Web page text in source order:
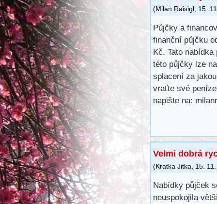
(Milan Raisigl 15.
Půjčky a
finanční půjčku
Kč. Tato
této půjčky lze
splacení za
vraťte své
napište na:
Velmi dobrá
(Kratka Jitka 15.
Nabídky půjček
neuspokojila